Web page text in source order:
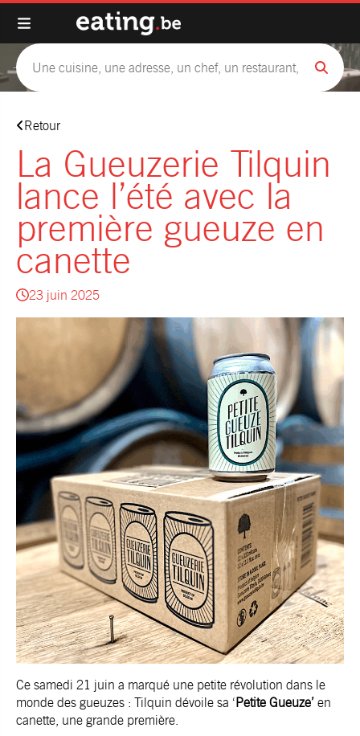
Retour
La Gueuzerie Tilquin
lance l’été avec la
première gueuze en
canette
23 juin 2025
Ce samedi 21 juin a marqué une petite révolution dans le
monde des gueuzes : Tilquin dévoile sa ‘ Petite Gueuze’ en
canette, une grande première.